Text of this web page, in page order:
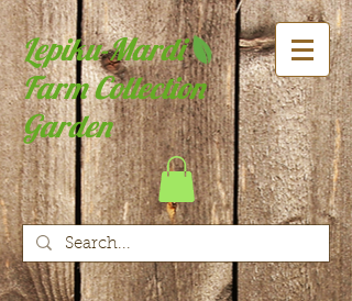
Lepiku-Mardi
Farm Collection
Garden